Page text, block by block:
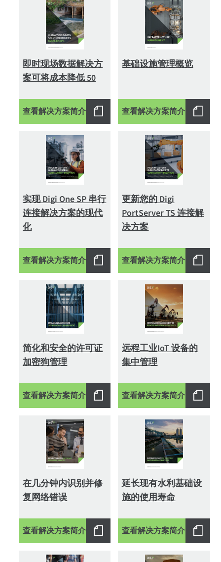
即时现场数据解决方
案可将成本降低 50
查看解决方案简介
基础设施管理概览
查看解决方案简介
实现 Digi One SP 串行
连接解决方案的现代
化
查看解决方案简介
更新您的 Digi
PortServer TS 连接解
决方案
查看解决方案简介
简化和安全的许可证
加密狗管理
查看解决方案简介
远程工业IoT 设备的
集中管理
查看解决方案简介
在几分钟内识别并修
复网络错误
查看解决方案简介
延长现有水利基础设
施的使用寿命
查看解决方案简介